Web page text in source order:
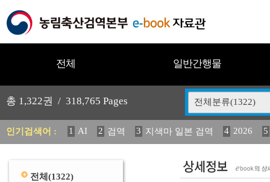
전체 일반간행물
총 1,322권 / 318,765 Pages 전체분류(1322)
인기검색어 : 1 AI 2 검역 3 지색마 일본 검역 4 2026
5
11 2025 12 중독성 식물 도감 13 媛 異 14
전체 (1322)